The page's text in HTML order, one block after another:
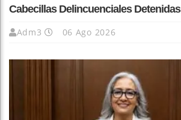
Cabecillas Delincuenciales Detenidas
Adm3 06 Ago 2026